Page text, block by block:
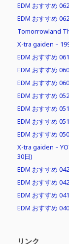
EDM おすすめ
EDM おすすめ
Tomorrowland
X-tra gaiden –
EDM おすすめ
EDM おすすめ
EDM おすすめ
EDM おすすめ
EDM おすすめ
EDM おすすめ
EDM おすすめ
X-tra gaiden –
30日)
EDM おすすめ
EDM おすすめ
EDM おすすめ
EDM おすすめ
リンク